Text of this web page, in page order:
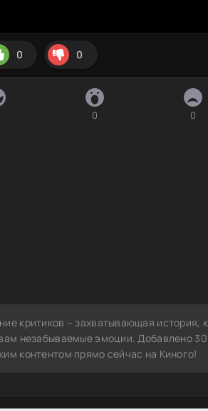
0 0
0 0
критиков – захватывающая история,
незабываемые эмоции. Добавлено
контентом прямо сейчас на Киного!